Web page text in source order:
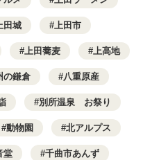
田城 上田市
上田蕎麦 上高地
の鎌倉 八重原産
別所温泉 お祭り
動物園 北アルプス
堂 千曲市あんず